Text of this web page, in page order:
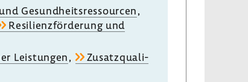
Gesund­heits­res­sourcen,
Resi­li­enz­för­de­rung und
Leis­tungen,
Zusatz­qua­li­